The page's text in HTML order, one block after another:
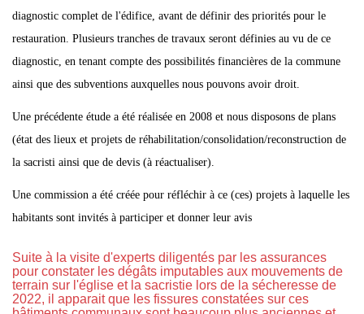
diagnostic complet de l'édifice, avant de définir des priorités pour le
restauration. Plusieurs tranches de travaux seront définies au vu de ce
diagnostic, en tenant compte des possibilités financières de la commune
ainsi que des subventions auxquelles nous pouvons avoir droit.
Une précédente étude a été réalisée en 2008 et nous disposons de plans
(état des lieux et projets de réhabilitation/consolidation/reconstruction de
la sacristi ainsi que de devis (à réactualiser).
Une commission a été créée pour réfléchir à ce (ces) projets à laquelle les
habitants sont invités à participer et donner leur avis
Suite à la visite d'experts diligentés par les assurances
pour constater les dégâts imputables aux mouvements de
terrain sur l'église et la sacristie lors de la sécheresse de
2022, il apparait que les fissures constatées sur ces